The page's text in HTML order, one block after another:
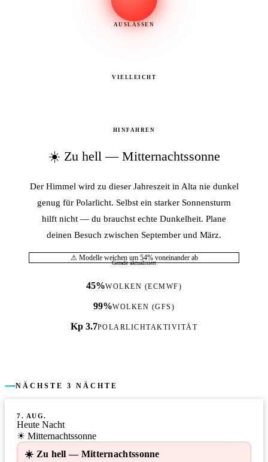
AUSLASSEN
VIELLEICHT
HINFAHREN
☀️ Zu hell — Mitternachtssonne
Der Himmel wird zu dieser Jahreszeit in Alta nie dunkel
genug für Polarlicht. Selbst ein starker Sonnensturm
hilft nicht — du brauchst echte Dunkelheit. Plane
deinen Besuch zwischen September und März.
⚠ Modelle weichen um 54% voneinander ab
Gerade aktualisiert
45%WOLKEN (ECMWF)
99%WOLKEN (GFS)
Kp 3.7POLARLICHTAKTIVITÄT
NÄCHSTE 3 NÄCHTE
7. AUG.
Heute Nacht
☀ Mitternachtssonne
☀️ Zu hell — Mitternachtssonne